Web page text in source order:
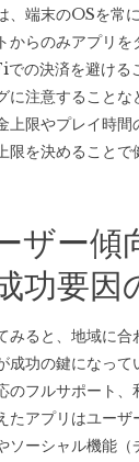
、端末のOSを常
からのみアプリを
の決済を避ける
に注意することな
上限やプレイ時
限を決めること
ザー傾
功要因
みると、地域に合
成功の鍵になって
のフルサポート、
たアプリはユーザ
ソーシャル機能（